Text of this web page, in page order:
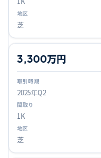
芝
2025年Q2
3,300万円
1K
芝